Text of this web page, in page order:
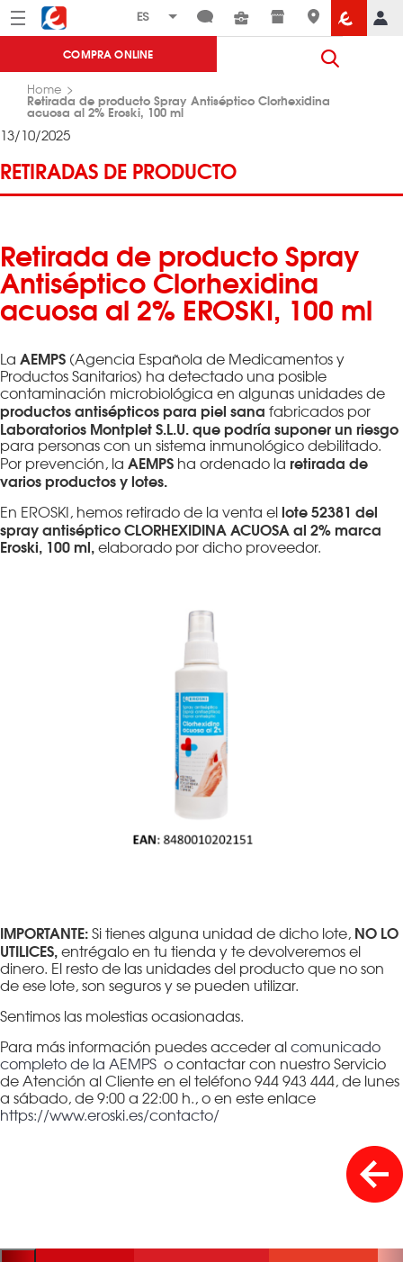
Menú Eroski
COMPRA ONLINE
Home
Retirada de producto Spray Antiséptico Clorhexidina
acuosa al 2% Eroski, 100 ml
13/10/2025
RETIRADAS DE PRODUCTO
Retirada de producto Spray
Antiséptico Clorhexidina
acuosa al 2% EROSKI, 100 ml
La AEMPS (Agencia Española de Medicamentos y
Productos Sanitarios) ha detectado una posible
contaminación microbiológica en algunas unidades de
productos antisépticos para piel sana fabricados por
Laboratorios Montplet S.L.U. que podría suponer un riesgo
para personas con un sistema inmunológico debilitado.
Por prevención, la AEMPS ha ordenado la retirada de
varios productos y lotes.
En EROSKI, hemos retirado de la venta ellote 52381 del
spray antiséptico CLORHEXIDINA ACUOSA al 2% marca
Eroski, 100 ml,elaborado por dicho proveedor.
IMPORTANTE:Si tienes alguna unidad de dicho lote, NO LO
UTILICES,entrégalo en tu tienda y te devolveremos el
dinero. El resto de las unidades del producto que no son
de ese lote, son seguros y se pueden utilizar.
Sentimos las molestias ocasionadas.
Para más información puedes acceder alcomunicado
completo de la AEMPS o contactar con nuestro Servicio
de Atención al Cliente en el teléfono 944 943 444, de lunes
a sábado, de 9:00 a 22:00 h., o en este enlace
https://www.eroski.es/contacto/